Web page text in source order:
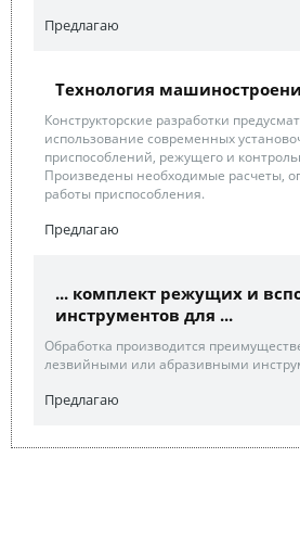
Предлагаю
Технология
Конструкторские разработки
использование современных
приспособлений, режущего и
Произведены необходимые расчеты,
работы приспособления.
Предлагаю
... комплект режущих и
инструментов для ...
Обработка производится
лезвийными или абразивными
Предлагаю